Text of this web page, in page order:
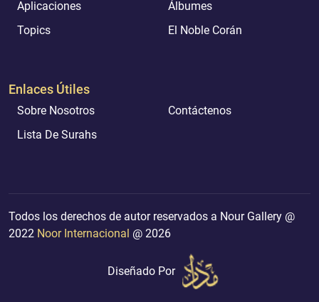
Aplicaciones
Álbumes
Topics
El Noble Corán
Enlaces Útiles
Sobre Nosotros
Contáctenos
Lista De Surahs
Todos los derechos de autor reservados a Nour Gallery @
2022 Noor Internacional @ 2026
Diseñado Por